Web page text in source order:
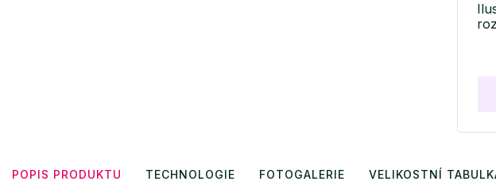
POPIS PRODUKTU TECHNOLOGIE FOTOGALERIE VELIKOSTNÍ